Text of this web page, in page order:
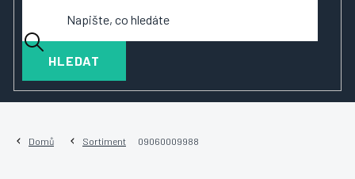
HLEDAT
Domů Sortiment 09060009988